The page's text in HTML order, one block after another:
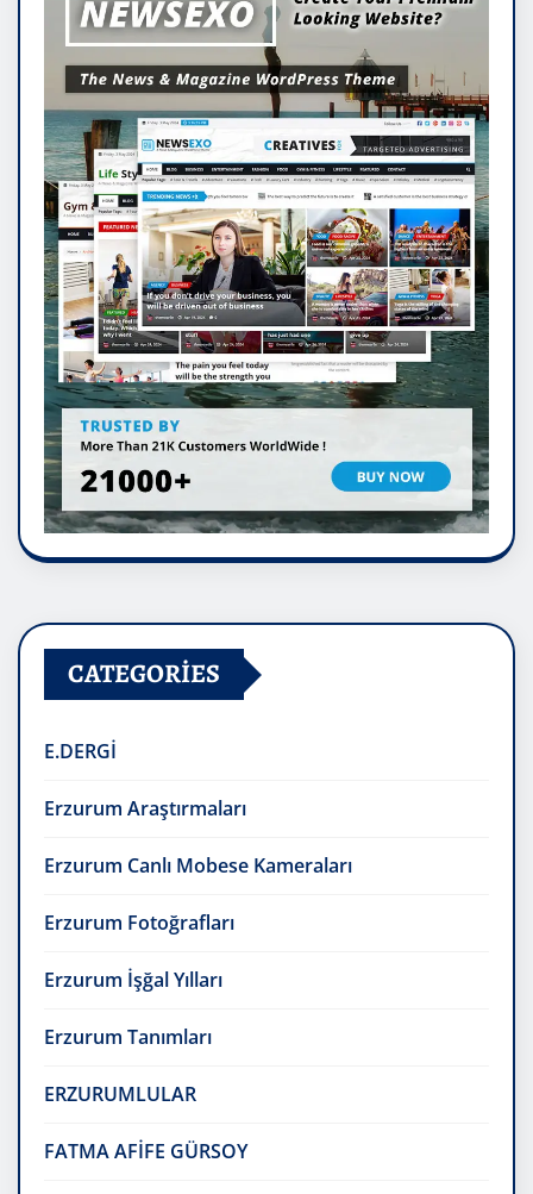
CATEGORIES
E.DERGİ
Erzurum Araştırmaları
Erzurum Canlı Mobese Kameraları
Erzurum Fotoğrafları
Erzurum İşğal Yılları
Erzurum Tanımları
ERZURUMLULAR
FATMA AFİFE GÜRSOY